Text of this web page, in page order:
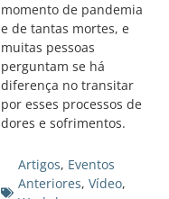
momento de pandemia
e de tantas mortes, e
muitas pessoas
perguntam se há
diferença no transitar
por esses processos de
dores e sofrimentos.
Artigos, Eventos
Anteriores,Vídeo,